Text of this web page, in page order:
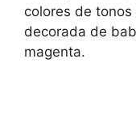
colores de
decorada de
magenta.